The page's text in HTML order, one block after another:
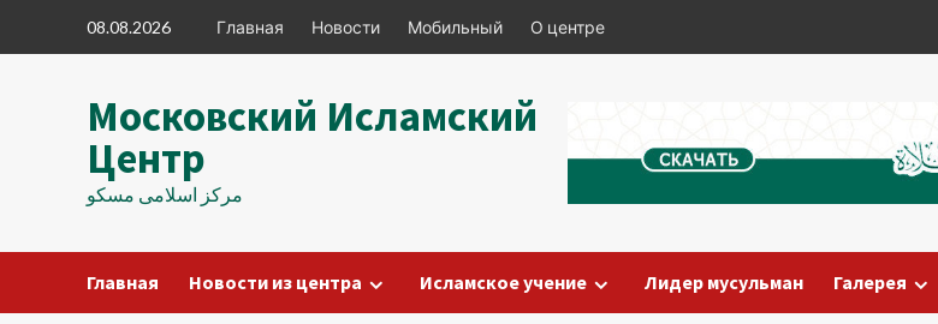
08.08.2026 Главная Новости Мобильный О центре
Московский Исламский
Центр
مرکز اسلامی مسکو
Главная Новости из центра Исламское учение Лидер мусульман Галерея